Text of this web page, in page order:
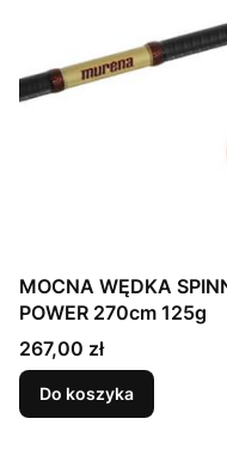
MOCNA WĘDKA
POWER 270cm 125g
Cena
267,00 zł
Do koszyka